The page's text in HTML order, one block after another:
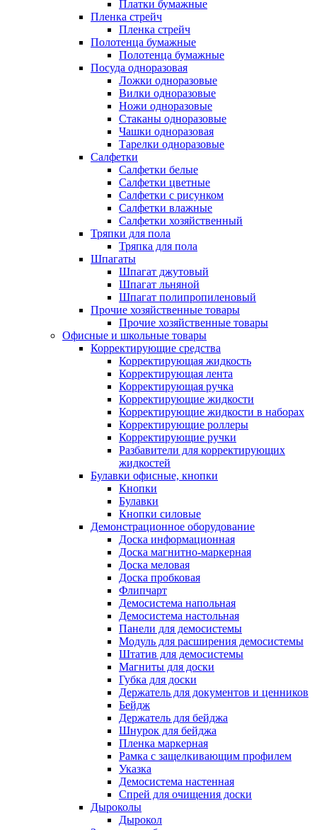
Платки бумажные
Пленка стрейч
Пленка стрейч
Полотенца бумажные
Полотенца бумажные
Посуда одноразовая
Ложки одноразовые
Вилки одноразовые
Ножи одноразовые
Стаканы одноразовые
Чашки одноразовая
Тарелки одноразовые
Салфетки
Салфетки белые
Салфетки цветные
Салфетки с рисунком
Салфетки влажные
Салфетки хозяйственный
Тряпки для пола
Тряпка для пола
Шпагаты
Шпагат джутовый
Шпагат льняной
Шпагат полипропиленовый
Прочие хозяйственные товары
Прочие хозяйственные товары
Офисные и школьные товары
Корректирующие средства
Корректирующая жидкость
Корректирующая лента
Корректирующая ручка
Корректирующие жидкости
Корректирующие жидкости в наборах
Корректирующие роллеры
Корректирующие ручки
Разбавители для корректирующих
жидкостей
Булавки офисные, кнопки
Кнопки
Булавки
Кнопки силовые
Демонстрационное оборудование
Доска информационная
Доска магнитно-маркерная
Доска меловая
Доска пробковая
Флипчарт
Демосистема напольная
Демосистема настольная
Панели для демосистемы
Модуль для расширения демосистемы
Штатив для демосистемы
Магниты для доски
Губка для доски
Держатель для документов и ценников
Бейдж
Держатель для бейджа
Шнурок для бейджа
Пленка маркерная
Рамка с защелкивающим профилем
Указка
Демосистема настенная
Спрей для очищения доски
Дыроколы
Дырокол